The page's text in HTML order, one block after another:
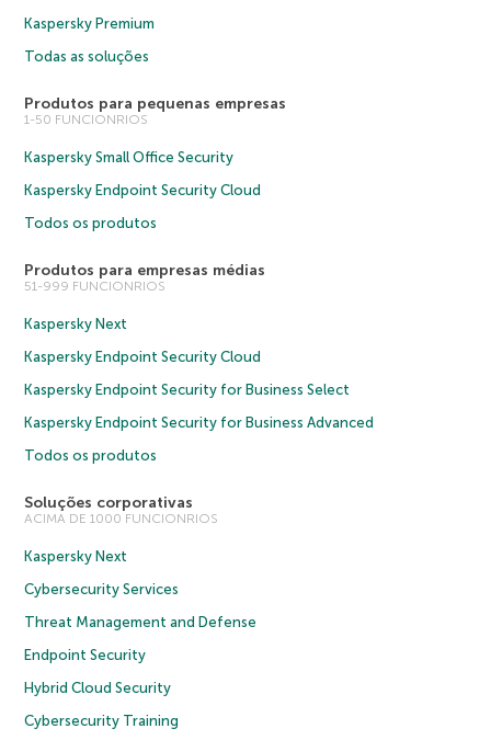
Kaspersky Premium
Todas as soluções
Produtos para pequenas empresas
1-50 FUNCIONRIOS
Kaspersky Small Office Security
Kaspersky Endpoint Security Cloud
Todos os produtos
Produtos para empresas médias
51-999 FUNCIONRIOS
Kaspersky Next
Kaspersky Endpoint Security Cloud
Kaspersky Endpoint Security for Business Select
Kaspersky Endpoint Security for Business Advanced
Todos os produtos
Soluções corporativas
ACIMA DE 1000 FUNCIONRIOS
Kaspersky Next
Cybersecurity Services
Threat Management and Defense
Endpoint Security
Hybrid Cloud Security
Cybersecurity Training